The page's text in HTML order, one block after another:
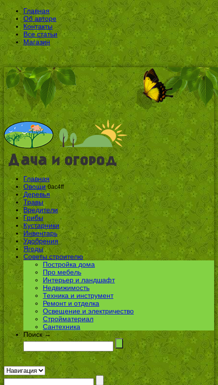
Главная
Об авторе
Контакты
Все статьи
Магазин
Главная
Овощи 0ac4ff
Деревья
Травы
Вредители
Грибы
Кустарники
Инвентарь
Удобрения
Ягоды
Советы строителю
Постройка дома
Про мебель
Интерьер и ландшафт
Недвижимость
Техника и инструмент
Ремонт и отделка
Освещение и электричество
Стройматериал
Сантехника
Поиск →